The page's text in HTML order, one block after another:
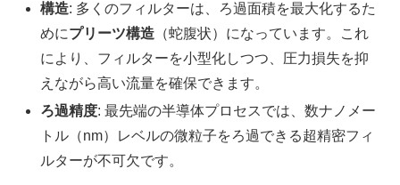
構造: 多くのフィルターは、ろ過面積を最大化するた
めにプリーツ構造 （蛇腹状）になっています。これ
により、フィルターを小型化しつつ、圧力損失を抑
えながら高い流量を確保できます。
ろ過精度: 最先端の半導体プロセスでは、数ナノメー
トル（nm）レベルの微粒子をろ過できる超精密フィ
ルターが不可欠です。